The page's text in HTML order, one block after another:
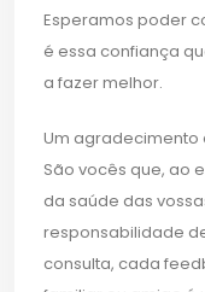
Esperamos poder
é essa confiança
a fazer melhor.
Um agradecimento
São vocês que, ao
da saúde das
responsabilidade
consulta, cada